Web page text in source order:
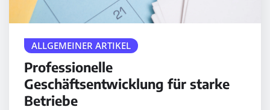
ALLGEMEINER ARTIKEL
Professionelle
Geschäftsentwicklung für starke
Betriebe